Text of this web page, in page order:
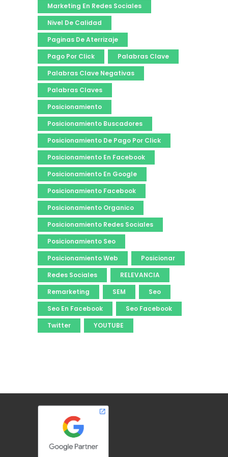
Marketing En Redes Sociales
Nivel De Calidad
Paginas De Aterrizaje
Pago Por Click
Palabras Clave
Palabras Clave Negativas
Palabras Claves
Posicionamiento
Posicionamiento Buscadores
Posicionamiento De Pago Por Click
Posicionamiento En Facebook
Posicionamiento En Google
Posicionamiento Facebook
Posicionamiento Organico
Posicionamiento Redes Sociales
Posicionamiento Seo
Posicionamiento Web
Posicionar
Redes Sociales
RELEVANCIA
Remarketing
SEM
Seo
Seo En Facebook
Seo Facebook
Twitter
YOUTUBE